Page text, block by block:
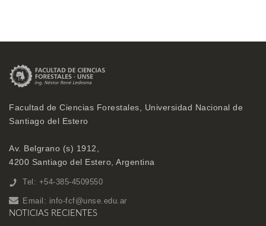
Facultad de Ciencias Forestales, Universidad Nacional de
Santiago del Estero
Av. Belgrano (s) 1912,
4200 Santiago del Estero, Argentina
Tel: +54-385-4509550
Email: info-fcf@unse.edu.ar
NOTICIAS RECIENTES